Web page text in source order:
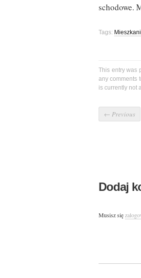
schodowe.
Tags:
This entry was
any comments
is currently not
← Previous
Dodaj
Musisz się